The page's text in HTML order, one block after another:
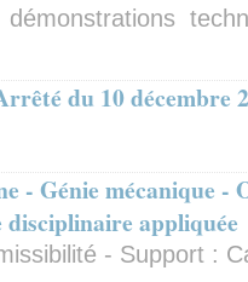
du 10 décembre
- Génie mécanique -
appliquée
- Support :